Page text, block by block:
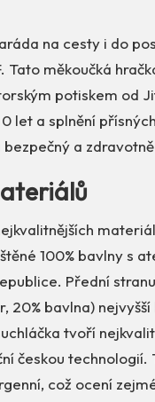
na cesty i do
měkoučká
potiskem od
let a splnění
a
100% bavlny s
Přední
bavlna)
tvoří
českou technologií.
což ocení